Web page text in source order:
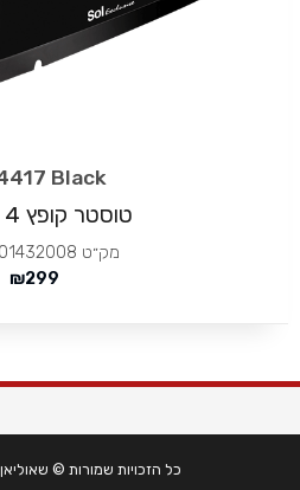
Black
טוסטר קופץ 4 פרוסות
מק״ט
299
₪
כל הזכויות שמורות © שאוליאן